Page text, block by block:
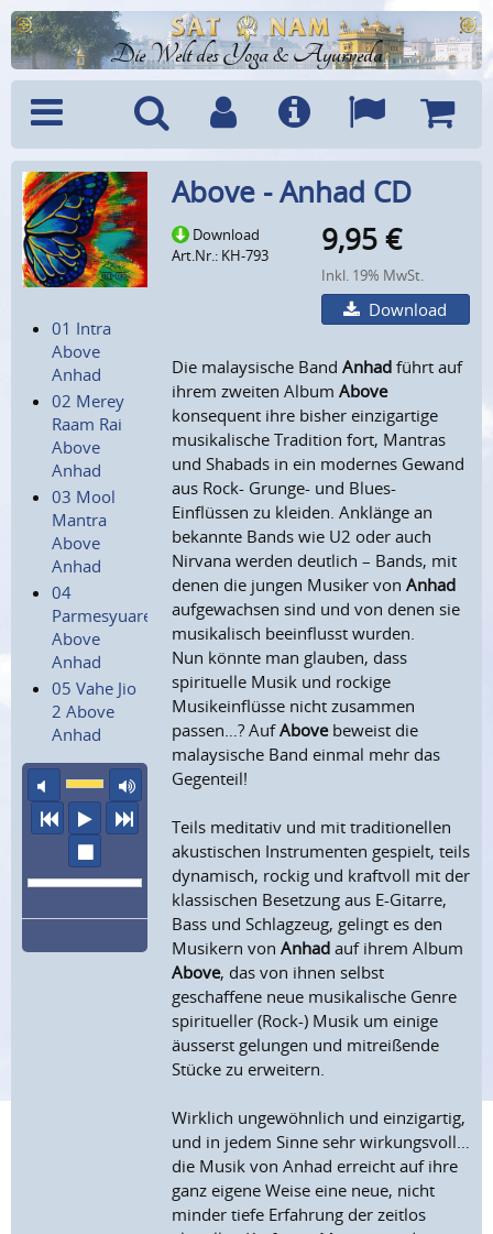
Die Welt des Yoga & Ayurveda
Menü SucheBenutzerkonto
Info Sprachen
01 Intra
Above
Anhad
02 Merey
Raam Rai
Above
Anhad
03 Mool
Mantra
Above
Anhad
04
Parmesyuareh
Above
Anhad
05 Vahe Jio
2 Above
Anhad
Ton aus
maximale Laustärke
vorheriger Titel
Abspielennächster Titel
Wiedergabe stoppen
Above - Anhad CD
Download
Art.Nr.: KH-793
9,95 €
Inkl. 19% MwSt.
Download
Die malaysische BandAnhad führt auf
ihrem zweiten AlbumAbove
konsequent ihre bisher einzigartige
musikalische Tradition fort, Mantras
und Shabads in ein modernes Gewand
aus Rock- Grunge- und Blues-
Einflüssen zu kleiden. Anklänge an
bekannte Bands wie U2 oder auch
Nirvana werden deutlich – Bands, mit
denen die jungen Musiker vonAnhad
aufgewachsen sind und von denen sie
musikalisch beeinflusst wurden.
Nun könnte man glauben, dass
spirituelle Musik und rockige
Musikeinflüsse nicht zusammen
passen…? AufAbovebeweist die
malaysische Band einmal mehr das
Gegenteil!
Teils meditativ und mit traditionellen
akustischen Instrumenten gespielt, teils
dynamisch, rockig und kraftvoll mit der
klassischen Besetzung aus E-Gitarre,
Bass und Schlagzeug, gelingt es den
Musikern vonAnhad auf ihrem Album
Above, das von ihnen selbst
geschaffene neue musikalische Genre
spiritueller (Rock-) Musik um einige
äusserst gelungen und mitreißende
Stücke zu erweitern.
Wirklich ungewöhnlich und einzigartig,
und in jedem Sinne sehr wirkungsvoll…
die Musik von Anhad erreicht auf ihre
ganz eigene Weise eine neue, nicht
minder tiefe Erfahrung der zeitlos